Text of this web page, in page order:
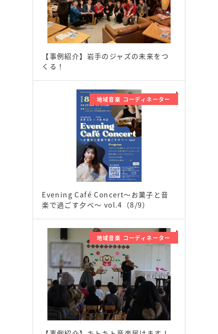
【事例紹介】岩手のジャズの未来をつ
くる！
地域音楽 コーディネーター
Evening Café Concert〜お菓子と音
楽で過ごす夕べ〜 vol.4（8/9）
地域音楽 コーディネーター